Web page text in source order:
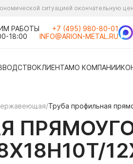
ситуацией окончательную
РАБОТЫ
18:00
+7 (495) 980-80-01
INFO@ARION-METAL.RU
КЛИЕНТАМО КОМПАНИИ
/Труба профильная